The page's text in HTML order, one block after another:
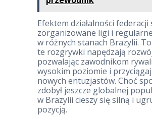
Efektem działalności federacji
zorganizowane ligi i
w różnych stanach Brazylii. To
te rozgrywki napędzają
pozwalając zawodnikom
wysokim poziomie i
nowych entuzjastów. Choć
zdobył jeszcze globalnej
w Brazylii cieszy się silną i
pozycją.